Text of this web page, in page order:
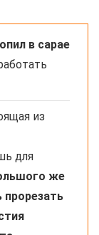
в сарае
из
для
же
прорезать